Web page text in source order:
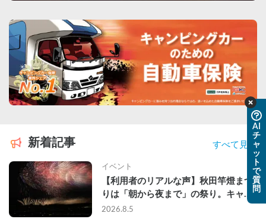
新着記事 すべて見る
イベント
【利用者のリアルな声】秋田竿燈まつ
りは「朝から夜まで」の祭り。キャン
ピングカーで行った2組の記録
2026.8.5
AI
チ
ャ
ッ
ト
で
質
問